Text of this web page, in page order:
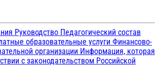
Руководство Педагогический состав
образовательные услуги Финансово-
организации Информация, которая
с законодательством Российской